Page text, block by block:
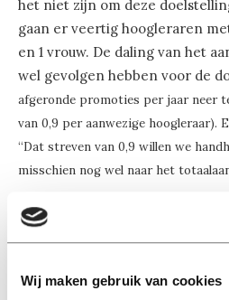
Wij maken gebruik van cookies
het niet zijn om deze
gaan er veertig hoogleraren
en 1 vrouw. De daling van het
wel gevolgen hebben voor de
afgeronde promoties per jaar neer
van 0,9 per aanwezige hoogleraar).
“Dat streven van 0,9 willen we
misschien nog wel naar het
Opvallend is dat in het plan de
pas nieuwe
iets zijn tijd heeft gehad, kun je